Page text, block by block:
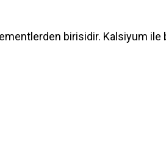
birisidir. Kalsiyum ile